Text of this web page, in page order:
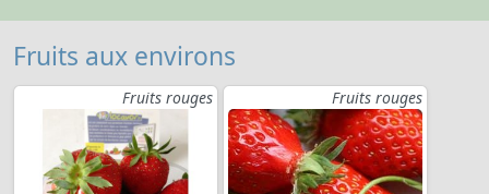
Fruits aux environs
Fruits rouges Fruits rouges